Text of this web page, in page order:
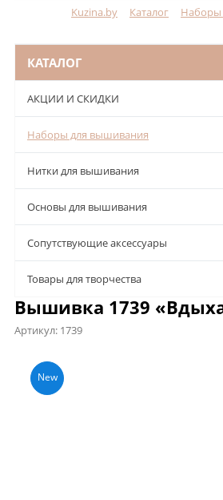
Kuzina.by Каталог Наборы
КАТАЛОГ
АКЦИИ И СКИДКИ
Наборы для вышивания
Нитки для вышивания
Основы для вышивания
Сопутствующие аксессуары
Товары для творчества
Вышивка 1739
Артикул: 1739
Описание
New